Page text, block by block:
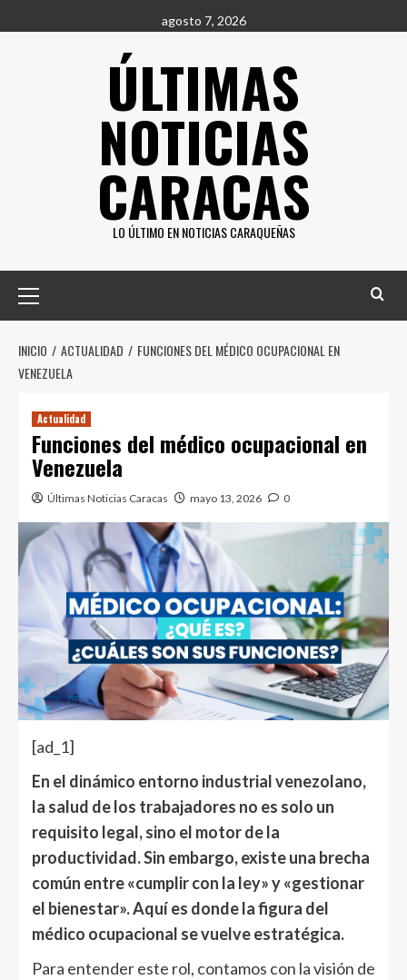
al
agosto 7, 2026
ÚLTIMAS
NOTICIAS
CARACAS
LO ÚLTIMO EN NOTICIAS CARAQUEÑAS
principal
INICIO ACTUALIDAD
FUNCIONES DEL MÉDICO OCUPACIONAL EN
VENEZUELA
Actualidad
Funciones del médico ocupacional en
Venezuela
Últimas Noticias Caracas mayo 13, 2026 0
[ad_1]
En el dinámico entorno industrial venezolano,
la salud de los trabajadores no es solo un
requisito legal, sino el motor de la
productividad. Sin embargo, existe una brecha
común entre «cumplir con la ley» y «gestionar
el bienestar». Aquí es donde la figura del
médico ocupacional se vuelve estratégica.
Para entender este rol, contamos con la visión de